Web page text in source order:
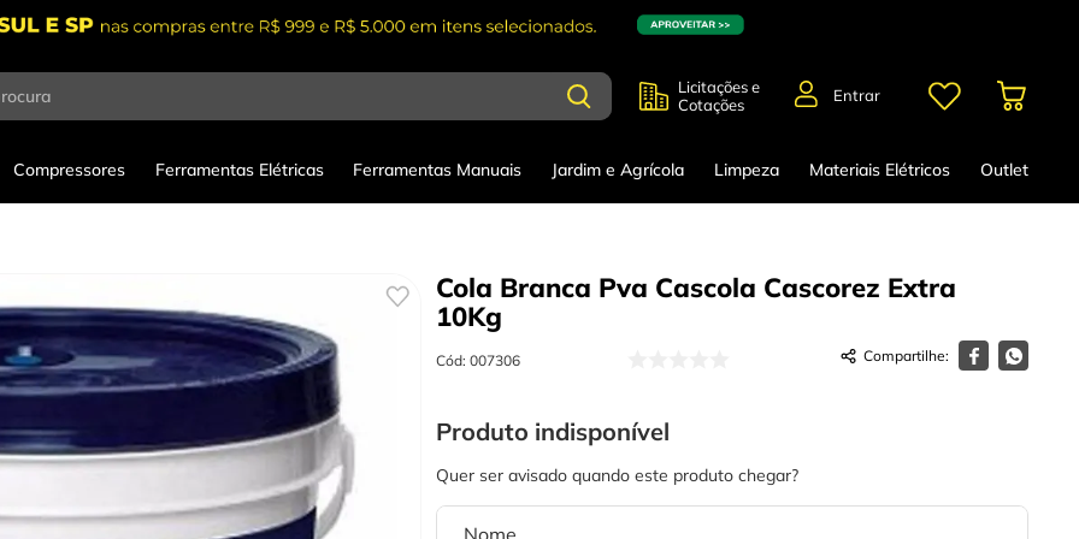
Licitações e
Cotações
Entrar
Compressores Ferramentas Elétricas Ferramentas Manuais Jardim e Agrícola Limpeza Materiais Elétricos Outlet
Cola Branca Pva Cascola Cascorez Extra
10Kg
Cód: 007306